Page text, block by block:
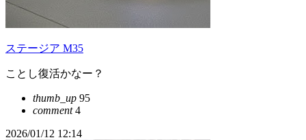
ステージア M35
ことし復活かなー？
thumb_up 95
comment4
2026/01/12 12:14